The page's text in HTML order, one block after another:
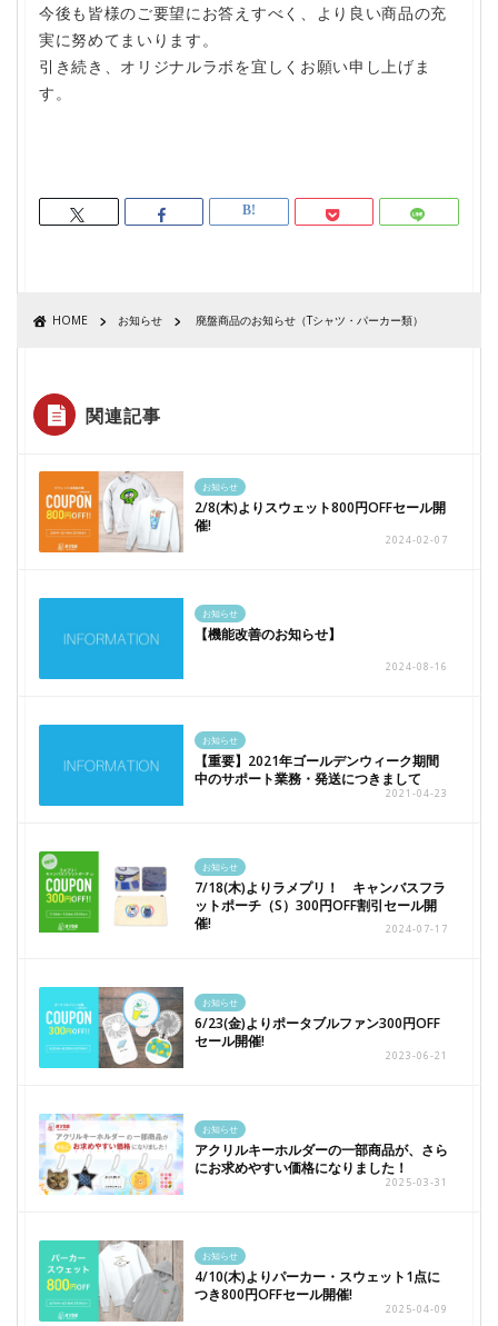
今後も皆様のご要望にお答えすべく、より良い商品の充
実に努めてまいります。
引き続き、オリジナルラボを宜しくお願い申し上げま
す。
HOME お知らせ 廃盤商品のお知らせ（Tシャツ・パーカー類）
関連記事
お知らせ
2/8(木)よりスウェット800円OFFセール開
催!
2024-02-07
お知らせ
【機能改善のお知らせ】
2024-08-16
お知らせ
【重要】2021年ゴールデンウィーク期間
中のサポート業務・発送につきまして
2021-04-23
お知らせ
7/18(木)よりラメプリ！ キャンバスフラ
ットポーチ（S）300円OFF割引セール開
催!
2024-07-17
お知らせ
6/23(金)よりポータブルファン300円OFF
セール開催!
2023-06-21
お知らせ
アクリルキーホルダーの一部商品が、さら
にお求めやすい価格になりました！
2025-03-31
お知らせ
4/10(木)よりパーカー・スウェット1点に
つき800円OFFセール開催!
2025-04-09